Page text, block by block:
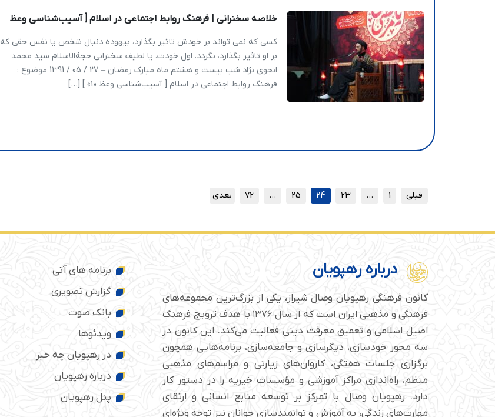
خلاصه سخنرانی | فرهنگ روابط اجتماعی در اسلام [ آسیب‌شناسی وعظ
کسی که نمی تواند بر خودش تاثیر بگذارد، بیهوده دنبال شخص یا نفَس حقی که
بر او تاثیر بگذارد، نگردد. اول خودت. یا لطیف سخنرانی حجةالاسلام سید محمد
انجوی نژاد شب بیست و هشتم ماه مبارک رمضان – 27 / 05 / 1391 موضوع :
فرهنگ روابط اجتماعی در اسلام [ آسیب‌شناسی وعظ «1» ] […]
قبلی 1
…
23
24
25
…
72 بعدی
درباره رهپویان
کانون فرهنگی رهپویان وصال شیراز، یکی از بزرگ‌ترین مجموعه‌های
فرهنگی و مذهبی ایران است که از سال ۱۳۷۶ با هدف ترویج فرهنگ
اصیل اسلامی و تعمیق معرفت دینی فعالیت می‌کند. این کانون در
سه محور خودسازی، دیگرسازی و جامعه‌سازی، برنامه‌هایی همچون
برگزاری جلسات هفتگی، کاروان‌های زیارتی و مراسم‌های مذهبی
منظم، راه‌اندازی مراکز آموزشی و مؤسسات خیریه را در دستور کار
دارد. رهپویان وصال با تمرکز بر توسعه منابع انسانی و ارتقای
مهارت‌های زندگی، به آموزش و توانمندسازی جوانان نیز توجه ویژه‌ای
برنامه های آتی
گزارش تصویری
بانک صوت
ویدئوها
در رهپویان چه خبر
درباره رهپویان
پنل رهپویان